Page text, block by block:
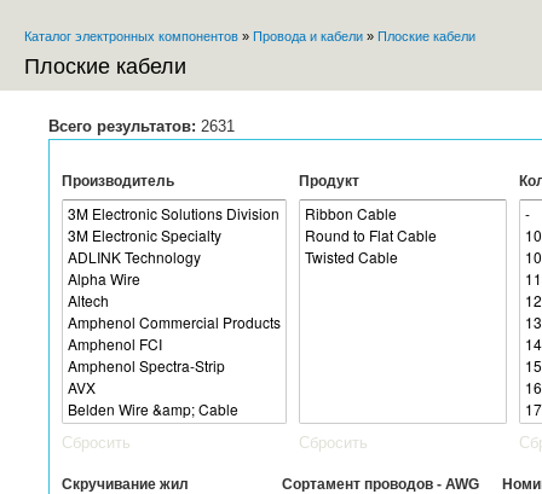
Вы здесь
Каталог электронных компонентов » Провода и кабели » Плоские кабели
Плоские кабели
Всего результатов: 2631
Производитель
Сбросить
Продукт
Сбросить
Скручивание жил Сортамент проводов - AWG